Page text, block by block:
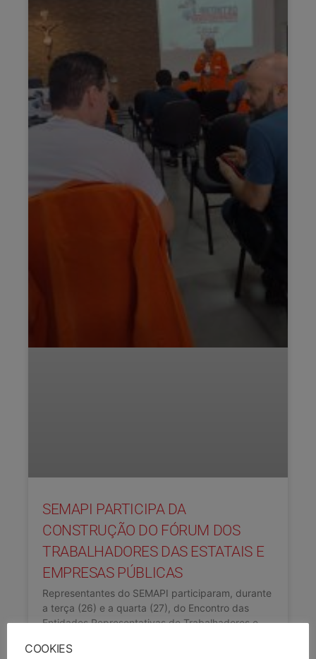
SEMAPI PARTICIPA DA
CONSTRUÇÃO DO FÓRUM DOS
TRABALHADORES DAS ESTATAIS E
EMPRESAS PÚBLICAS
Representantes do SEMAPI participaram, durante
a terça (26) e a quarta (27), do Encontro das
Entidades Representativas de Trabalhadores e
COOKIES